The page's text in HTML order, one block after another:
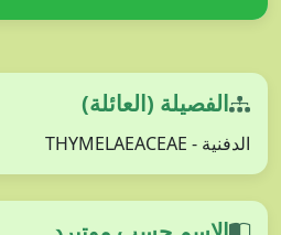
الفصيلة (العائلة)
الدفنية - THYMELAEACEAE